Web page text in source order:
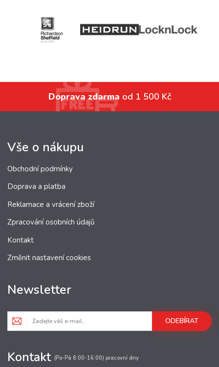
Doprava zdarma od 1 500 Kč
Vše o nákupu
Obchodní podmínky
Doprava a platba
Reklamace a vrácení zboží
Zpracování osobních údajů
Kontakt
Změnit nastavení cookies
Newsletter
ODEBÍRAT
Kontakt (Po-Pá 8:00-16:00) pracovní dny